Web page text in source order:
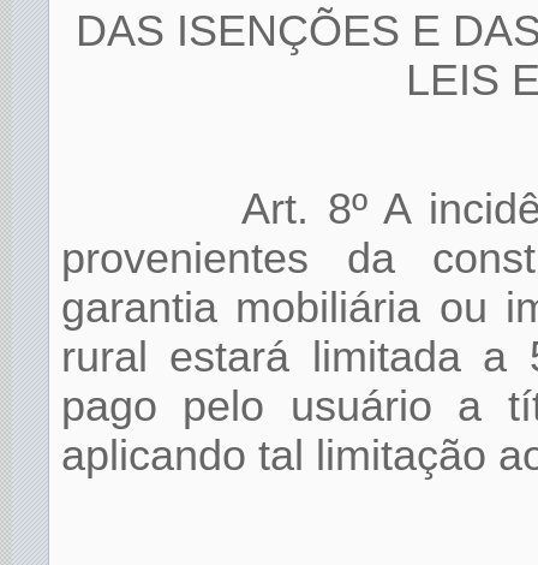
DAS ISENÇÕES E
LEIS
Art. 8º A
provenientes da
garantia mobiliária ou
rural estará limitada a
pago pelo usuário a
aplicando tal limitação